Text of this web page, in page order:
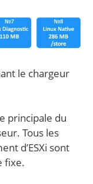
le chargeur
principale du
Tous les
d’ESXi sont
fixe.